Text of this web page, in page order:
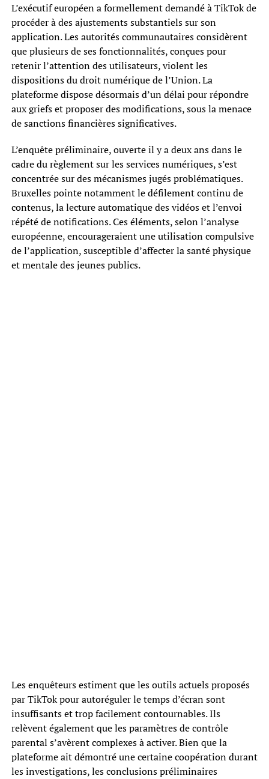
L’exécutif européen a formellement demandé à TikTok de
procéder à des ajustements substantiels sur son
application. Les autorités communautaires considèrent
que plusieurs de ses fonctionnalités, conçues pour
retenir l’attention des utilisateurs, violent les
dispositions du droit numérique de l’Union. La
plateforme dispose désormais d’un délai pour répondre
aux griefs et proposer des modifications, sous la menace
de sanctions financières significatives.
L’enquête préliminaire, ouverte il y a deux ans dans le
cadre du règlement sur les services numériques, s’est
concentrée sur des mécanismes jugés problématiques.
Bruxelles pointe notamment le défilement continu de
contenus, la lecture automatique des vidéos et l’envoi
répété de notifications. Ces éléments, selon l’analyse
européenne, encourageraient une utilisation compulsive
de l’application, susceptible d’affecter la santé physique
et mentale des jeunes publics.
Les enquêteurs estiment que les outils actuels proposés
par TikTok pour autoréguler le temps d’écran sont
insuffisants et trop facilement contournables. Ils
relèvent également que les paramètres de contrôle
parental s’avèrent complexes à activer. Bien que la
plateforme ait démontré une certaine coopération durant
les investigations, les conclusions préliminaires